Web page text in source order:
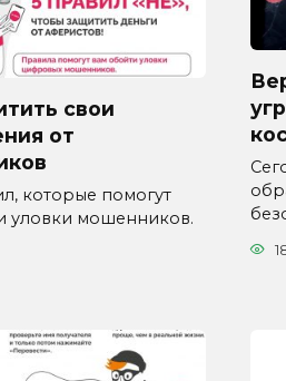
свои
от
которые помогут
уловки мошенников.